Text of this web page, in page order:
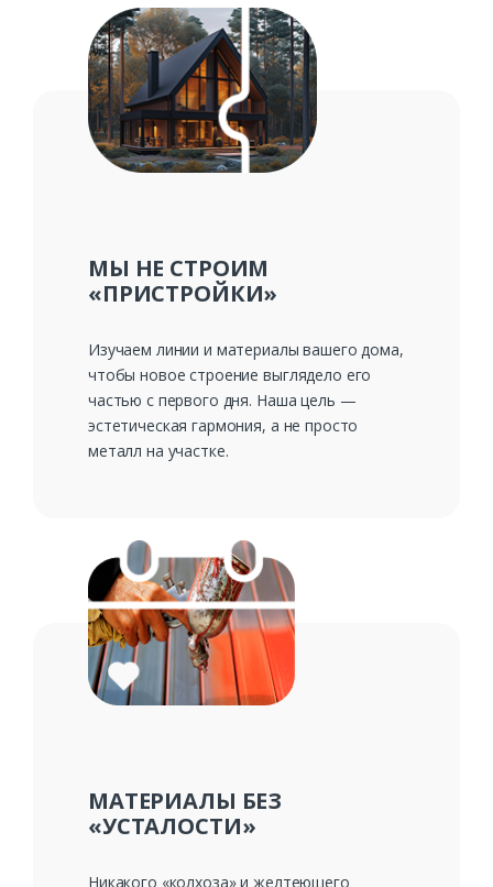
Ваш телефон*
Комментарий к заказу
МЫ НЕ СТРОИМ
«ПРИСТРОЙКИ»
Изучаем линии и материалы вашего дома,
чтобы новое строение выглядело его
частью с первого дня. Наша цель —
эстетическая гармония, а не просто
металл на участке.
МАТЕРИАЛЫ БЕЗ
«УСТАЛОСТИ»
Никакого «колхоза» и желтеющего